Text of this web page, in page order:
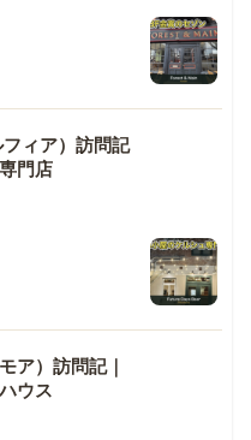
ィア）訪問記
門店
ア）訪問記｜
ウス